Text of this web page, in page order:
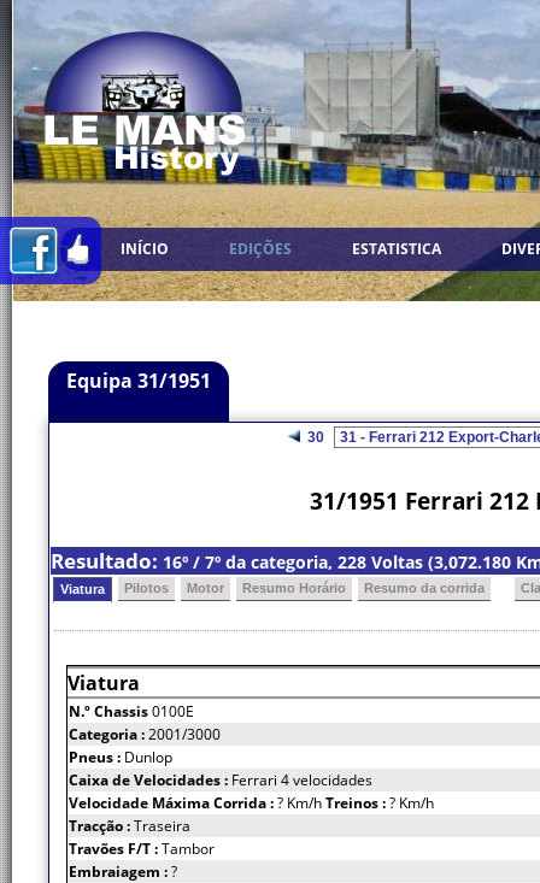
INÍCIO EDIÇÕES ESTATISTICA
Equipa 31/1951
30
31/1951 Ferrari
Resultado: 16º / 7º da categoria, 228 Voltas (3,072.180
Viatura Pilotos Motor Resumo Horário Resumo da corrida
Viatura
N.º Chassis0100E
Categoria :2001/3000
Pneus : Dunlop
Caixa de Velocidades : Ferrari 4 velocidades
Velocidade Máxima Corrida :? Km/hTreinos :? Km/h
Tracção :Traseira
Travões F/T :Tambor
Embraiagem :?